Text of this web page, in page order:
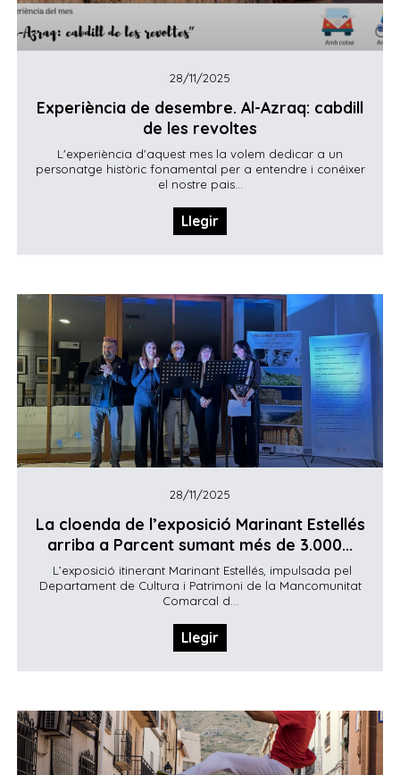
28/11/2025
Experiència de desembre. Al-Azraq: cabdill
de les revoltes
L'experiència d'aquest mes la volem dedicar a un
personatge històric fonamental per a entendre i conéixer
el nostre pais...
Llegir
28/11/2025
La cloenda de l’exposició Marinant Estellés
arriba a Parcent sumant més de 3.000...
L’exposició itinerant Marinant Estellés, impulsada pel
Departament de Cultura i Patrimoni de la Mancomunitat
Comarcal d...
Llegir